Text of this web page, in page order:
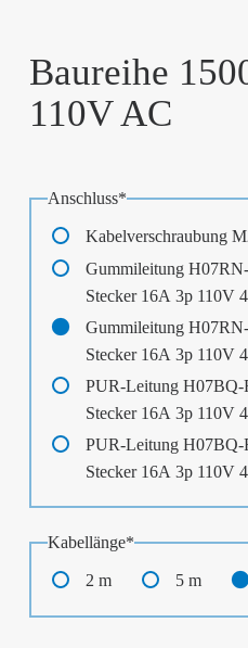
Baureihe
110V AC
Pflichtfeld
Anschluss*
Kabelverschraubung
Gummileitung
Stecker 16A 3p 110V
Gummileitung
Stecker 16A 3p 110V
PUR-Leitung H07BQ-
Stecker 16A 3p 110V
PUR-Leitung H07BQ-
Stecker 16A 3p 110V
Pflichtfeld
Kabellänge*
2 m 5 m